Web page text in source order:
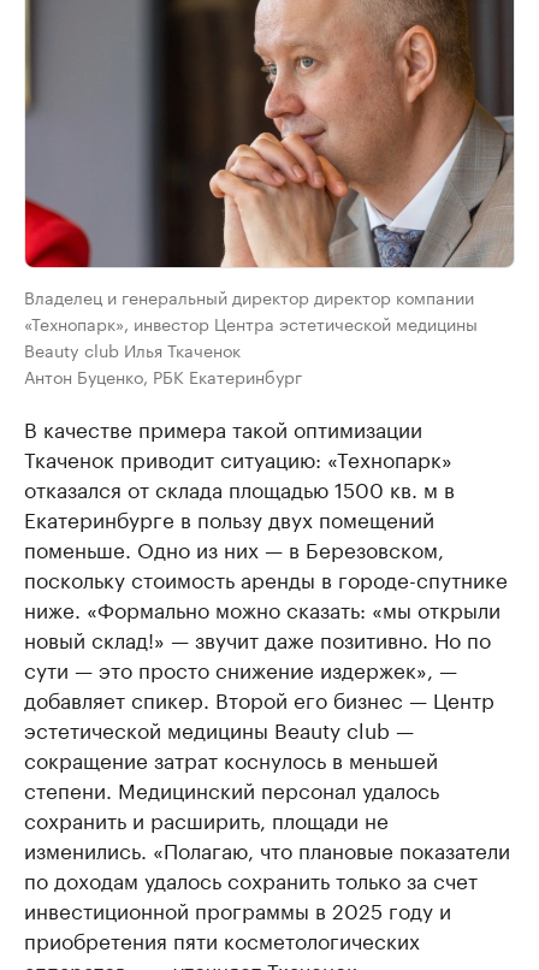
Владелец и генеральный директор директор компании
«Технопарк», инвестор Центра эстетической медицины
Beauty club Илья Ткаченок
Антон Буценко, РБК Екатеринбург
В качестве примера такой оптимизации
Ткаченок приводит ситуацию: «Технопарк»
отказался от склада площадью 1500 кв. м в
Екатеринбурге в пользу двух помещений
поменьше. Одно из них — в Березовском,
поскольку стоимость аренды в городе-спутнике
ниже. «Формально можно сказать: «мы открыли
новый склад!» — звучит даже позитивно. Но по
сути — это просто снижение издержек», —
добавляет спикер. Второй его бизнес — Центр
эстетической медицины Beauty club —
сокращение затрат коснулось в меньшей
степени. Медицинский персонал удалось
сохранить и расширить, площади не
изменились. «Полагаю, что плановые показатели
по доходам удалось сохранить только за счет
инвестиционной программы в 2025 году и
приобретения пяти косметологических